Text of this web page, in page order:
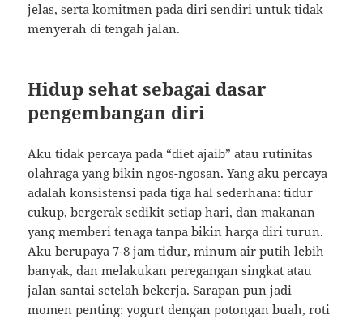
jelas, serta komitmen pada diri sendiri untuk tidak
menyerah di tengah jalan.
Hidup sehat sebagai dasar
pengembangan diri
Aku tidak percaya pada “diet ajaib” atau rutinitas
olahraga yang bikin ngos-ngosan. Yang aku percaya
adalah konsistensi pada tiga hal sederhana: tidur
cukup, bergerak sedikit setiap hari, dan makanan
yang memberi tenaga tanpa bikin harga diri turun.
Aku berupaya 7-8 jam tidur, minum air putih lebih
banyak, dan melakukan peregangan singkat atau
jalan santai setelah bekerja. Sarapan pun jadi
momen penting: yogurt dengan potongan buah, roti